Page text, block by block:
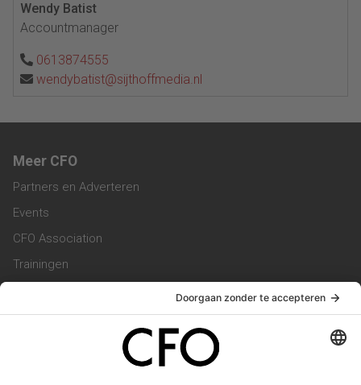
Wendy Batist
Accountmanager
0613874555
wendybatist@sijthoffmedia.nl
Meer CFO
Partners en Adverteren
Events
CFO Association
Trainingen
Vacatures
Service & Contact